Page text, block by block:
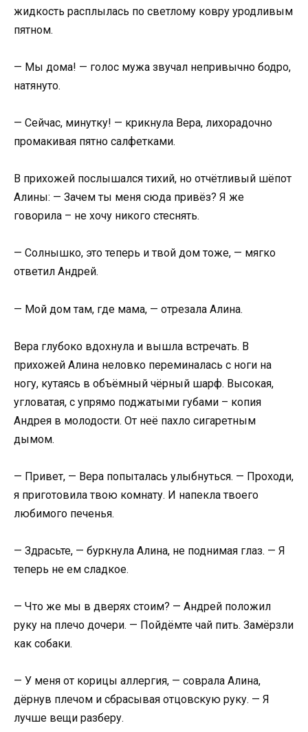
жидкость расплылась по светлому ковру уродливым
пятном.
— Мы дома! — голос мужа звучал непривычно бодро,
натянуто.
— Сейчас, минутку! — крикнула Вера, лихорадочно
промакивая пятно салфетками.
В прихожей послышался тихий, но отчётливый шёпот
Алины: — Зачем ты меня сюда привёз? Я же
говорила – не хочу никого стеснять.
— Солнышко, это теперь и твой дом тоже, — мягко
ответил Андрей.
— Мой дом там, где мама, — отрезала Алина.
Вера глубоко вдохнула и вышла встречать. В
прихожей Алина неловко переминалась с ноги на
ногу, кутаясь в объёмный чёрный шарф. Высокая,
угловатая, с упрямо поджатыми губами – копия
Андрея в молодости. От неё пахло сигаретным
дымом.
— Привет, — Вера попыталась улыбнуться. — Проходи,
я приготовила твою комнату. И напекла твоего
любимого печенья.
— Здрасьте, — буркнула Алина, не поднимая глаз. — Я
теперь не ем сладкое.
— Что же мы в дверях стоим? — Андрей положил
руку на плечо дочери. — Пойдёмте чай пить. Замёрзли
как собаки.
— У меня от корицы аллергия, — соврала Алина,
дёрнув плечом и сбрасывая отцовскую руку. — Я
лучше вещи разберу.